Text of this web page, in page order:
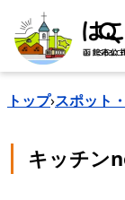
トップ›スポット
キッチン